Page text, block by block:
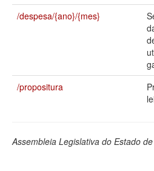
Perguntas frequentes
/despesa/{ano}/{mes}
/propositura
Assembleia Legislativa do Estado